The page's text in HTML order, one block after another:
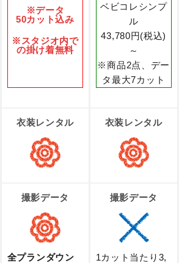
※データ
50カット込み
※スタジオ内で
の掛け着無料
ベビコレシンプ
ル
43,780円(税込)
～
※商品2点、デー
タ最大7カット
衣装レンタル 衣装レンタル
撮影データ
全プランダウン
撮影データ
1カット当たり3,